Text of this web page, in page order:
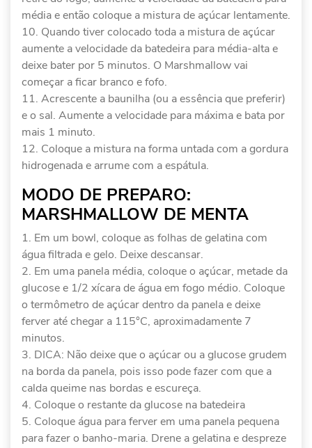
média e então coloque a mistura de açúcar lentamente.
Quando tiver colocado toda a mistura de açúcar
aumente a velocidade da batedeira para média-alta e
deixe bater por 5 minutos. O Marshmallow vai
começar a ficar branco e fofo.
Acrescente a baunilha (ou a essência que preferir)
e o sal. Aumente a velocidade para máxima e bata por
mais 1 minuto.
Coloque a mistura na forma untada com a gordura
hidrogenada e arrume com a espátula.
MODO DE PREPARO:
MARSHMALLOW DE MENTA
Em um bowl, coloque as folhas de gelatina com
água filtrada e gelo. Deixe descansar.
Em uma panela média, coloque o açúcar, metade da
glucose e 1/2 xícara de água em fogo médio. Coloque
o termômetro de açúcar dentro da panela e deixe
ferver até chegar a 115°C, aproximadamente 7
minutos.
DICA: Não deixe que o açúcar ou a glucose grudem
na borda da panela, pois isso pode fazer com que a
calda queime nas bordas e escureça.
Coloque o restante da glucose na batedeira
Coloque água para ferver em uma panela pequena
para fazer o banho-maria. Drene a gelatina e despreze